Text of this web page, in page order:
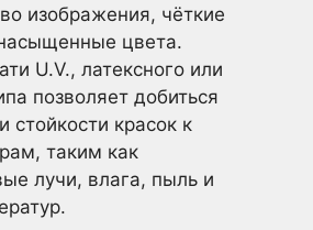
изображения, чёткие
цвета.
U.V., латексного или
позволяет добиться
стойкости красок к
таким как
лучи, влага, пыль и